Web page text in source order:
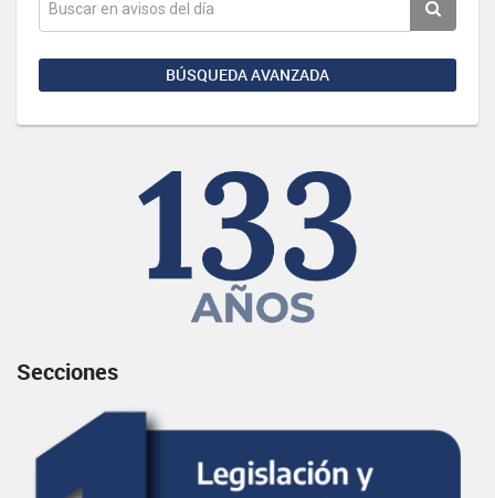
BÚSQUEDA AVANZADA
Secciones